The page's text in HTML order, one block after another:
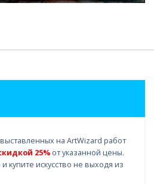
на ArtWizard работ
25% от указанной цены.
и купите искусство не выходя из